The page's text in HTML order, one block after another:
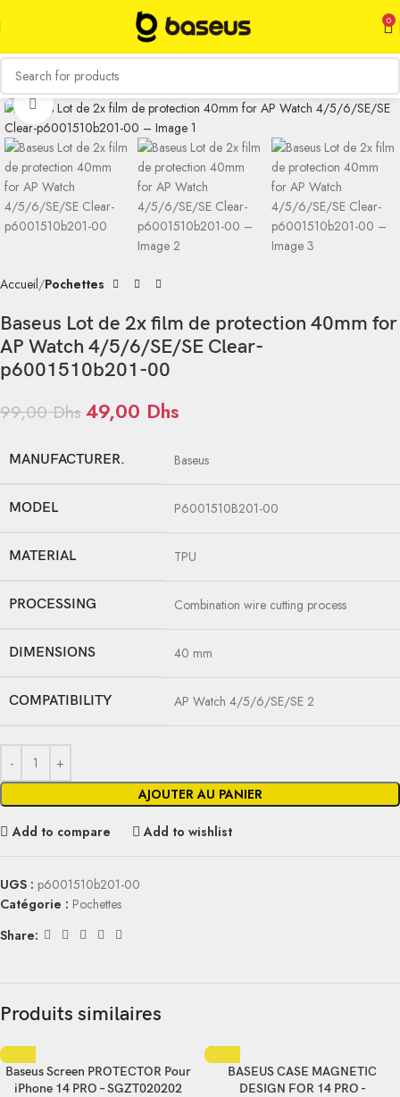
0
Click to enlarge
Accueil Pochettes
Baseus Lot de 2x film de protection 40mm for
AP Watch 4/5/6/SE/SE Clear-
p6001510b201-00
99,00Dhs49,00 Dhs
MANUFACTURER. Baseus
MODEL P6001510B201-00
MATERIAL TPU
PROCESSING Combination wire cutting process
DIMENSIONS 40 mm
COMPATIBILITY AP Watch 4/5/6/SE/SE 2
AJOUTER AU PANIER
Add to compare Add to wishlist
UGS : p6001510b201-00
Catégorie : Pochettes
Share:
Produits similaires
Baseus Screen PROTECTOR Pour
iPhone 14 PRO – SGZT020202
BASEUS CASE MAGNETIC
DESIGN FOR 14 PRO -